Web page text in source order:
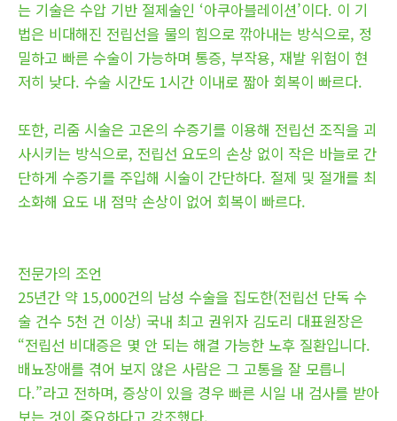
는 기술은 수압 기반 절제술인 ‘아쿠아블레이션’이다. 이 기
법은 비대해진 전립선을 물의 힘으로 깎아내는 방식으로, 정
밀하고 빠른 수술이 가능하며 통증, 부작용, 재발 위험이 현
저히 낮다. 수술 시간도 1시간 이내로 짧아 회복이 빠르다.
또한, 리줌 시술은 고온의 수증기를 이용해 전립선 조직을 괴
사시키는 방식으로, 전립선 요도의 손상 없이 작은 바늘로 간
단하게 수증기를 주입해 시술이 간단하다. 절제 및 절개를 최
소화해 요도 내 점막 손상이 없어 회복이 빠르다.
전문가의 조언
25년간 약 15,000건의 남성 수술을 집도한(전립선 단독 수
술 건수 5천 건 이상) 국내 최고 권위자 김도리 대표원장은
“전립선 비대증은 몇 안 되는 해결 가능한 노후 질환입니다.
배뇨장애를 겪어 보지 않은 사람은 그 고통을 잘 모릅니
다.”라고 전하며, 증상이 있을 경우 빠른 시일 내 검사를 받아
보는 것이 중요하다고 강조했다.